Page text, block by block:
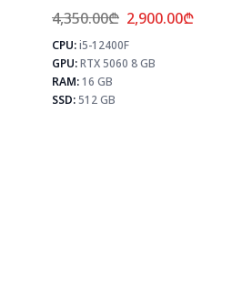
⚡ MAX FPS
CS2
278
PUBG
171
Fortnite
202
512 GB
4,350.00₾ 2,900.00₾
CPU:i5-12400F
GPU:RTX 5060 8 GB
RAM:16 GB
SSD:512 GB